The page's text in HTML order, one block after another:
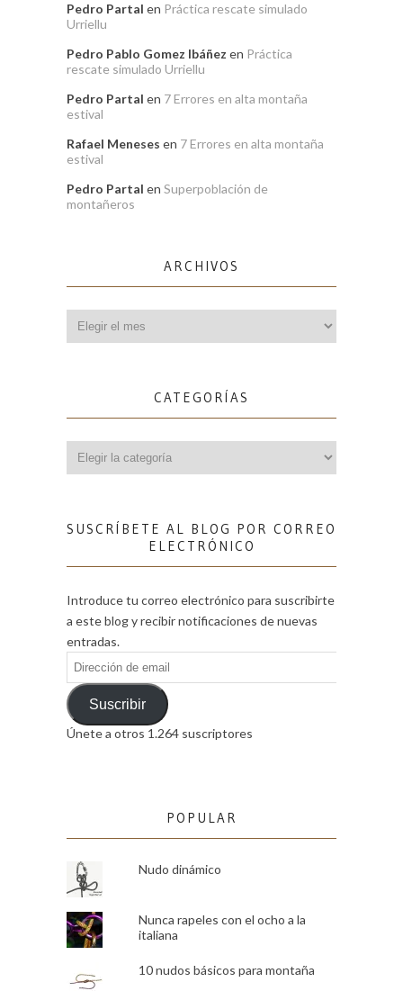
Pedro Partal en Práctica rescate simulado
Urriellu
Pedro Pablo Gomez Ibáñez en Práctica
rescate simulado Urriellu
Pedro Partal en 7 Errores en alta montaña
estival
Rafael Meneses en 7 Errores en alta montaña
estival
Pedro Partal en Superpoblación de
montañeros
ARCHIVOS
CATEGORÍAS
SUSCRÍBETE AL BLOG POR CORREO
ELECTRÓNICO
Introduce tu correo electrónico para suscribirte
a este blog y recibir notificaciones de nuevas
entradas.
Dirección
de
emailSuscribir
Únete a otros 1.264 suscriptores
POPULAR
Nudo dinámico
Nunca rapeles con el ocho a la
italiana
10 nudos básicos para montaña